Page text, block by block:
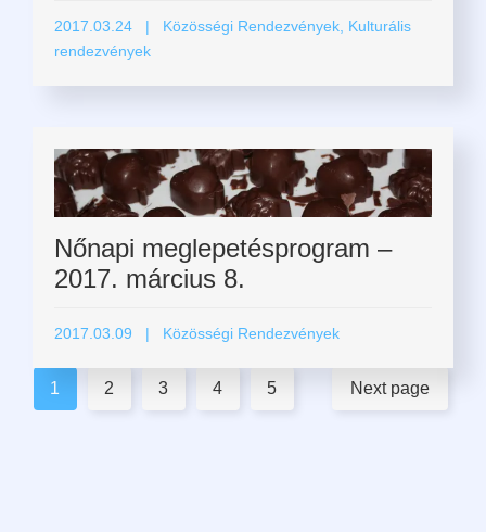
2017.03.24 | Közösségi Rendezvények, Kulturális
rendezvények
Nőnapi meglepetésprogram –
2017. március 8.
2017.03.09 | Közösségi Rendezvények
1 2 3 4 5 Next page